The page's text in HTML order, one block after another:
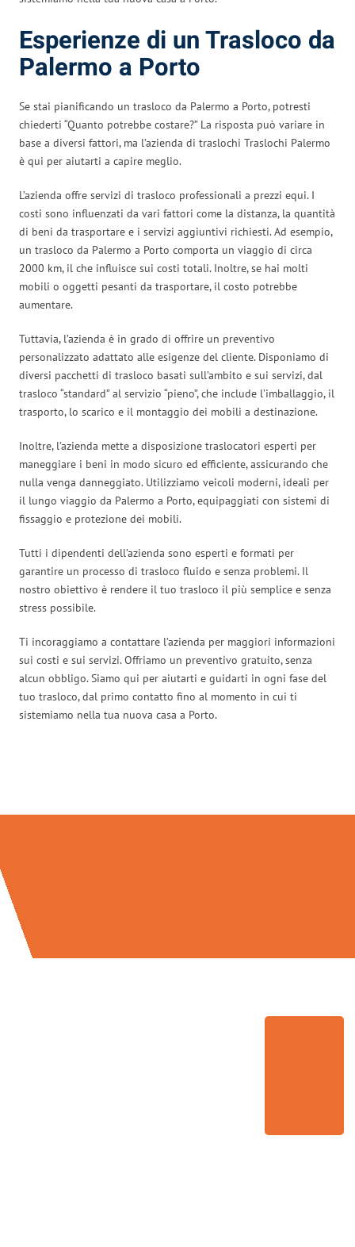
Esperienze di un Trasloco da
Palermo a Porto
Se stai pianificando un trasloco da Palermo a Porto, potresti
chiederti “Quanto potrebbe costare?” La risposta può variare in
base a diversi fattori, ma l’azienda di traslochi Traslochi Palermo
è qui per aiutarti a capire meglio.
L’azienda offre servizi di trasloco professionali a prezzi equi. I
costi sono influenzati da vari fattori come la distanza, la quantità
di beni da trasportare e i servizi aggiuntivi richiesti. Ad esempio,
un trasloco da Palermo a Porto comporta un viaggio di circa
2000 km, il che influisce sui costi totali. Inoltre, se hai molti
mobili o oggetti pesanti da trasportare, il costo potrebbe
aumentare.
Tuttavia, l’azienda è in grado di offrire un preventivo
personalizzato adattato alle esigenze del cliente. Disponiamo di
diversi pacchetti di trasloco basati sull’ambito e sui servizi, dal
trasloco “standard” al servizio “pieno”, che include l’imballaggio, il
trasporto, lo scarico e il montaggio dei mobili a destinazione.
Inoltre, l’azienda mette a disposizione traslocatori esperti per
maneggiare i beni in modo sicuro ed efficiente, assicurando che
nulla venga danneggiato. Utilizziamo veicoli moderni, ideali per
il lungo viaggio da Palermo a Porto, equipaggiati con sistemi di
fissaggio e protezione dei mobili.
Tutti i dipendenti dell’azienda sono esperti e formati per
garantire un processo di trasloco fluido e senza problemi. Il
nostro obiettivo è rendere il tuo trasloco il più semplice e senza
stress possibile.
Ti incoraggiamo a contattare l’azienda per maggiori informazioni
sui costi e sui servizi. Offriamo un preventivo gratuito, senza
alcun obbligo. Siamo qui per aiutarti e guidarti in ogni fase del
tuo trasloco, dal primo contatto fino al momento in cui ti
sistemiamo nella tua nuova casa a Porto.